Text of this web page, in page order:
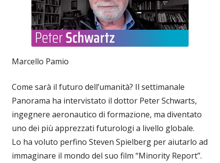
Marcello Pamio
Come sarà il futuro dell’umanità? Il settimanale
Panorama ha intervistato il dottor Peter Schwarts,
ingegnere aeronautico di formazione, ma diventato
uno dei più apprezzati futurologi a livello globale.
Lo ha voluto perfino Steven Spielberg per aiutarlo ad
immaginare il mondo del suo film “Minority Report”.